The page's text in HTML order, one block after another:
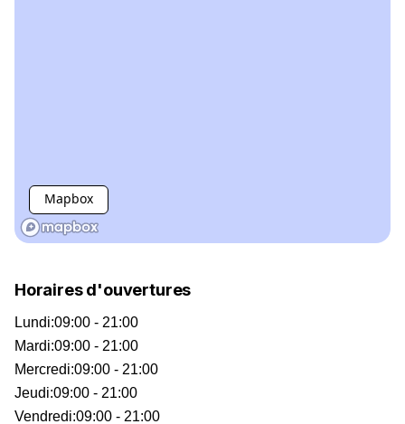
Mapbox
Horaires d'ouvertures
Lundi:09:00 - 21:00
Mardi:09:00 - 21:00
Mercredi:09:00 - 21:00
Jeudi:09:00 - 21:00
Vendredi:09:00 - 21:00